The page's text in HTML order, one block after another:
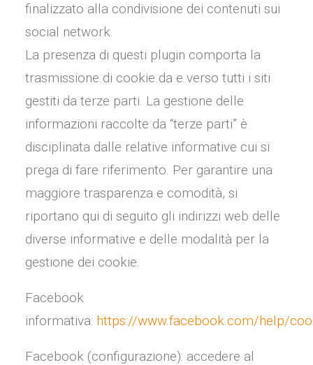
finalizzato alla condivisione dei contenuti sui
social network.
La presenza di questi plugin comporta la
trasmissione di cookie da e verso tutti i siti
gestiti da terze parti. La gestione delle
informazioni raccolte da “terze parti” è
disciplinata dalle relative informative cui si
prega di fare riferimento. Per garantire una
maggiore trasparenza e comodità, si
riportano qui di seguito gli indirizzi web delle
diverse informative e delle modalità per la
gestione dei cookie.
Facebook
informativa: https://www.facebook.com/help/
Facebook (configurazione): accedere al